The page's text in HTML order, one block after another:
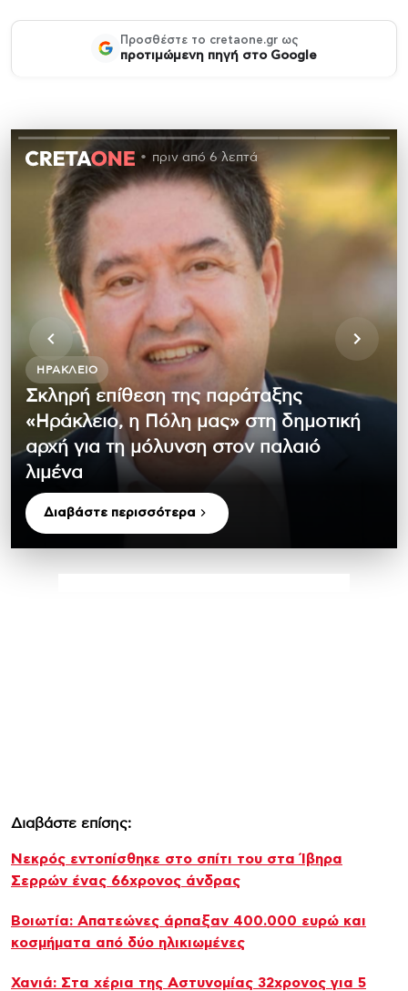
Προσθέστε το cretaone.gr ως
προτιμώμενη πηγή στο Google
πριν από 6 λεπτά
ΗΡΆΚΛΕΙΟ
Σκληρή επίθεση της παράταξης
«Ηράκλειο, η Πόλη μας» στη δημοτική
αρχή για τη μόλυνση στον παλαιό
λιμένα
Διαβάστε περισσότερα
Διαβάστε επίσης:
Νεκρός εντοπίσθηκε στο σπίτι του στα Ίβηρα
Σερρών ένας 66χρονος άνδρας
Βοιωτία: Απατεώνες άρπαξαν 400.000 ευρώ και
κοσμήματα από δύο ηλικιωμένες
Χανιά: Στα χέρια της Αστυνομίας 32χρονος για 5